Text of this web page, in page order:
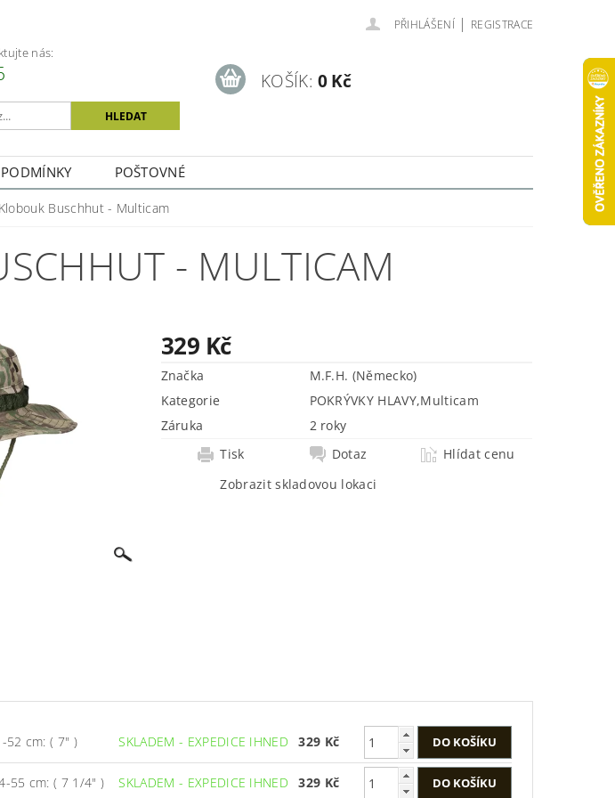
nás:
PŘIHLÁŠENÍ | REGISTRACE
KOŠÍK: 0 Kč
POŠTOVNÉ
Klobouk Buschhut - Multicam
- MULTICAM
329 Kč
Značka
M.F.H. (Německo)
Kategorie
POKRÝVKY HLAVY,Multicam
Záruka
2 roky
Tisk
Dotaz
Hlídat cenu
Zobrazit skladovou lokaci
52 cm: ( 7" ) SKLADEM - EXPEDICE IHNED 329 Kč
55 cm: ( 7 1/4" ) SKLADEM - EXPEDICE IHNED 329 Kč